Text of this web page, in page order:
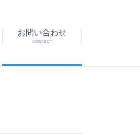
お問い合わせ
CONTACT